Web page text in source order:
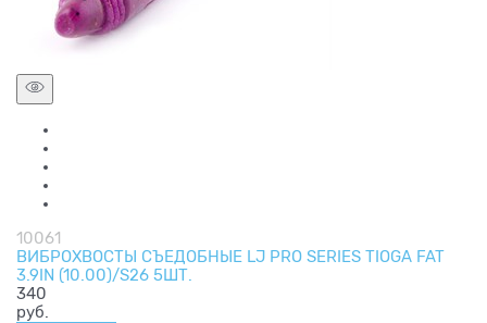
10061
ВИБРОХВОСТЫ СЪЕДОБНЫЕ LJ PRO SERIES TIOGA FAT
3.9IN (10.00)/S26 5ШТ.
340
руб.